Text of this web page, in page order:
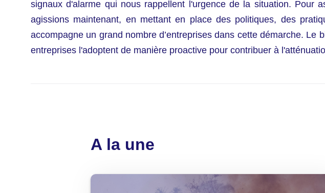
signaux d'alarme qui nous rappellent l'urgence de la situation. Pour
agissions maintenant, en mettant en place des politiques, des
accompagne un grand nombre d’entreprises dans cette démarche.
entreprises l'adoptent de manière proactive pour contribuer à
A la une